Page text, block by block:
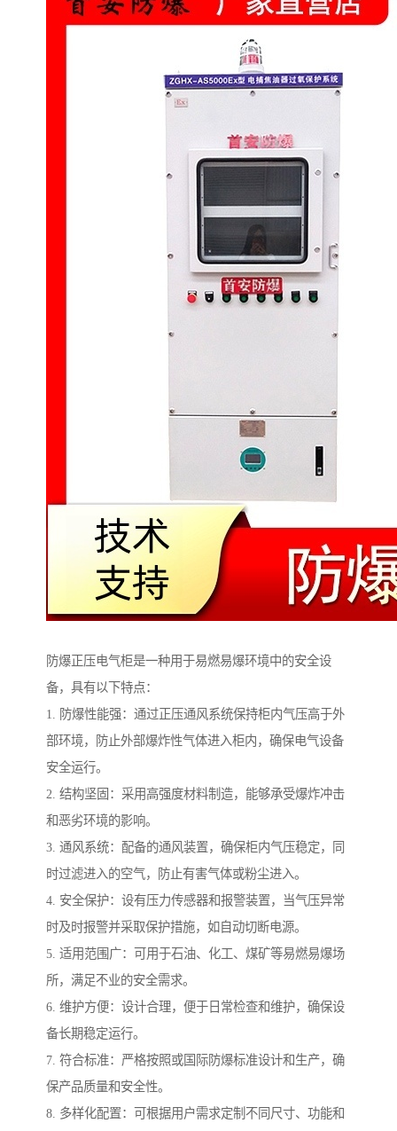
防爆正压电气柜是一种用于易燃易爆环境中的安全设
备，具有以下特点：
1. 防爆性能强：通过正压通风系统保持柜内气压高于外
部环境，防止外部爆炸性气体进入柜内，确保电气设备
安全运行。
2. 结构坚固：采用高强度材料制造，能够承受爆炸冲击
和恶劣环境的影响。
3. 通风系统：配备的通风装置，确保柜内气压稳定，同
时过滤进入的空气，防止有害气体或粉尘进入。
4. 安全保护：设有压力传感器和报警装置，当气压异常
时及时报警并采取保护措施，如自动切断电源。
5. 适用范围广：可用于石油、化工、煤矿等易燃易爆场
所，满足不业的安全需求。
6. 维护方便：设计合理，便于日常检查和维护，确保设
备长期稳定运行。
7. 符合标准：严格按照或国际防爆标准设计和生产，确
保产品质量和安全性。
8. 多样化配置：可根据用户需求定制不同尺寸、功能和